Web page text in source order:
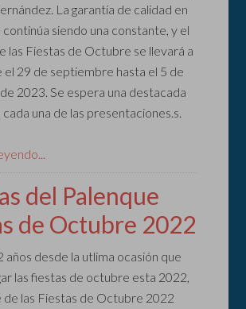
La garantía de calidad en
siendo una constante, y el
las Fiestas de Octubre se llevará a
el 29 de septiembre hasta el 5 de
2023. Se espera una destacada
una de las presentaciones.s.
del Palenque
de Octubre 2022
años desde la utlima ocasión que
las fiestas de octubre esta 2022,
de las Fiestas de Octubre 2022